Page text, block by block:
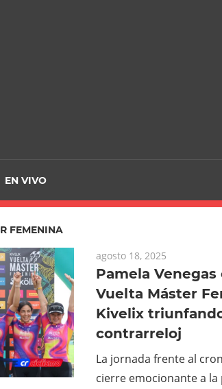
EN VIVO
FEMENINA
agosto 18, 2025
Pamela
Vuelta Máster
Kivelix
contrarreloj
La jornada frente al
cierre emocionante a la